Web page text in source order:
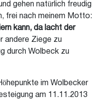
gehen natürlich freudig
frei nach meinem Motto:
kann, da lacht der
andere Ziege zu
durch Wolbeck zu
im Wolbecker
am 11.11.2013